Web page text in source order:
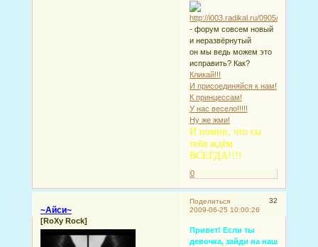
- форум совсем новый
и неразвёрнутый
он мы ведь можем это
исправить? Как?
Кликай!!!
И присоединяйся к нам!
К принцессам!
У нас весело!!!!!
Ну же жми!
И помни, что сы
тебя ждём
ВСЕГДА!!!!
0
Поделиться
32
2009-06-25 10:00:26
~Айси~
[RoXy Rock]
Привет! Если ты
девочка, зайди на наш